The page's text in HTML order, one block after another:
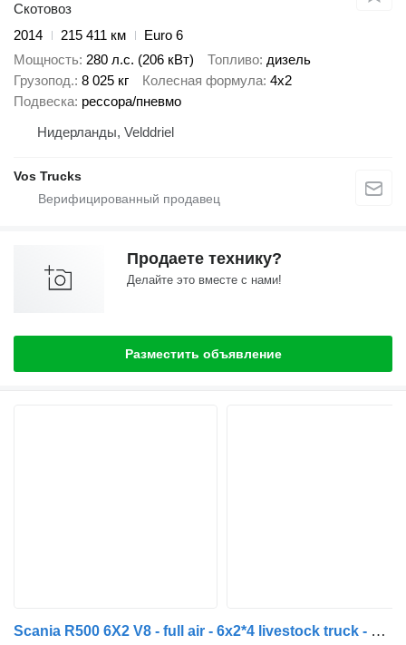
Скотовоз
2014
215 411 км
Euro 6
Мощность 280 л.с. (206 кВт) Топливо дизель
Грузопод. 8 025 кг Колесная формула 4x2
Подвеска рессора/пневмо
Нидерланды, Velddriel
Vos Trucks
Продаете технику?
Делайте это вместе с нами!
Разместить объявление
Scania R500 6X2 V8 - full air - 6x2*4 livestock truck - 3 load-bearing